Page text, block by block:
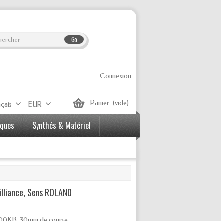
Go
Connexion
Panier (vide)
EUR
Synthés & Matériel
Sens ROLAND